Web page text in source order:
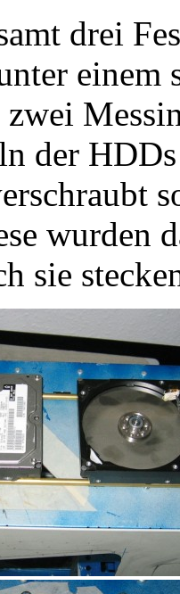
drei
einem
der
wurden
sie